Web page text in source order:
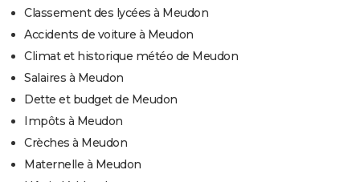
Classement des lycées à Meudon
Accidents de voiture à Meudon
Climat et historique météo de Meudon
Salaires à Meudon
Dette et budget de Meudon
Impôts à Meudon
Crèches à Meudon
Maternelle à Meudon